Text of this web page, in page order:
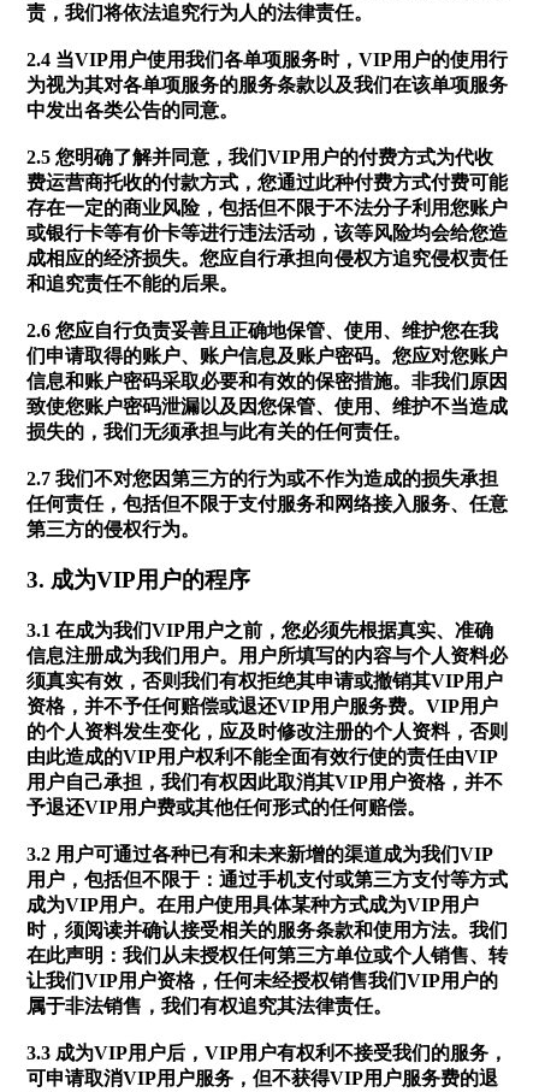
责，我们将依法追究行为人的法律责任。
2.4 当VIP用户使用我们各单项服务时，VIP用户的使用行
为视为其对各单项服务的服务条款以及我们在该单项服务
中发出各类公告的同意。
2.5 您明确了解并同意，我们VIP用户的付费方式为代收
费运营商托收的付款方式，您通过此种付费方式付费可能
存在一定的商业风险，包括但不限于不法分子利用您账户
或银行卡等有价卡等进行违法活动，该等风险均会给您造
成相应的经济损失。您应自行承担向侵权方追究侵权责任
和追究责任不能的后果。
2.6 您应自行负责妥善且正确地保管、使用、维护您在我
们申请取得的账户、账户信息及账户密码。您应对您账户
信息和账户密码采取必要和有效的保密措施。非我们原因
致使您账户密码泄漏以及因您保管、使用、维护不当造成
损失的，我们无须承担与此有关的任何责任。
2.7 我们不对您因第三方的行为或不作为造成的损失承担
任何责任，包括但不限于支付服务和网络接入服务、任意
第三方的侵权行为。
3. 成为VIP用户的程序
3.1 在成为我们VIP用户之前，您必须先根据真实、准确
信息注册成为我们用户。用户所填写的内容与个人资料必
须真实有效，否则我们有权拒绝其申请或撤销其VIP用户
资格，并不予任何赔偿或退还VIP用户服务费。VIP用户
的个人资料发生变化，应及时修改注册的个人资料，否则
由此造成的VIP用户权利不能全面有效行使的责任由VIP
用户自己承担，我们有权因此取消其VIP用户资格，并不
予退还VIP用户费或其他任何形式的任何赔偿。
3.2 用户可通过各种已有和未来新增的渠道成为我们VIP
用户，包括但不限于：通过手机支付或第三方支付等方式
成为VIP用户。在用户使用具体某种方式成为VIP用户
时，须阅读并确认接受相关的服务条款和使用方法。我们
在此声明：我们从未授权任何第三方单位或个人销售、转
让我们VIP用户资格，任何未经授权销售我们VIP用户的
属于非法销售，我们有权追究其法律责任。
3.3 成为VIP用户后，VIP用户有权利不接受我们的服务，
可申请取消VIP用户服务，但不获得VIP用户服务费的退